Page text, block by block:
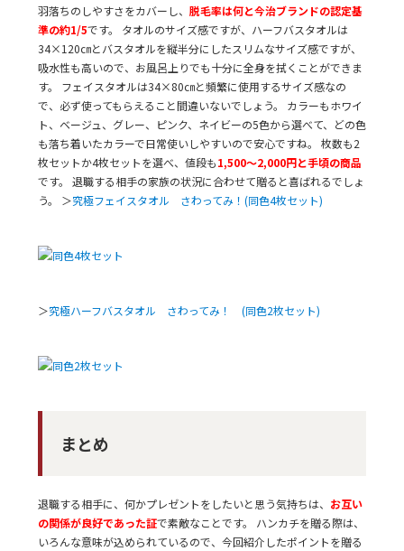
羽落ちのしやすさをカバーし、 脱毛率は何と今治ブランドの認定基
準の約1/5です。 タオルのサイズ感ですが、ハーフバスタオルは
34×120㎝とバスタオルを縦半分にしたスリムなサイズ感ですが、
吸水性も高いので、お風呂上りでも十分に全身を拭くことができま
す。 フェイスタオルは34×80㎝と頻繁に使用するサイズ感なの
で、必ず使ってもらえること間違いないでしょう。 カラーもホワイ
ト、ベージュ、グレー、ピンク、ネイビーの5色から選べて、どの色
も落ち着いたカラーで日常使いしやすいので安心ですね。 枚数も2
枚セットか4枚セットを選べ、値段も1,500～2,000円と手頃の商品
です。 退職する相手の家族の状況に合わせて贈ると喜ばれるでしょ
う。 ＞究極フェイスタオル さわってみ！(同色4枚セット)
＞究極ハーフバスタオル さわってみ！ (同色2枚セット)
まとめ
退職する相手に、何かプレゼントをしたいと思う気持ちは、 お互い
の関係が良好であった証で素敵なことです。 ハンカチを贈る際は、
いろんな意味が込められているので、今回紹介したポイントを贈る